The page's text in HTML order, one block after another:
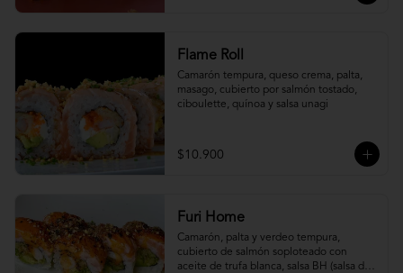
Flame Roll
Camarón tempura, queso crema, palta,
masago, cubierto por salmón tostado,
ciboulette, quínoa y salsa unagi
$10.900
Furi Home
Camarón, palta y verdeo tempura,
cubierto de salmón soploteado con
aceite de trufa blanca, salsa BH (salsa de